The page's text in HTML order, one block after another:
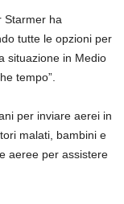
Starmer ha
tutte le opzioni per
situazione in Medio
tempo”.
per inviare aerei in
malati, bambini e
aeree per assistere